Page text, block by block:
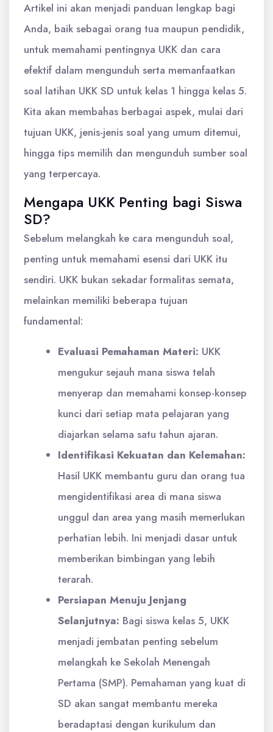
Artikel ini akan menjadi panduan lengkap bagi
Anda, baik sebagai orang tua maupun pendidik,
untuk memahami pentingnya UKK dan cara
efektif dalam mengunduh serta memanfaatkan
soal latihan UKK SD untuk kelas 1 hingga kelas 5.
Kita akan membahas berbagai aspek, mulai dari
tujuan UKK, jenis-jenis soal yang umum ditemui,
hingga tips memilih dan mengunduh sumber soal
yang terpercaya.
Mengapa UKK Penting bagi Siswa
SD?
Sebelum melangkah ke cara mengunduh soal,
penting untuk memahami esensi dari UKK itu
sendiri. UKK bukan sekadar formalitas semata,
melainkan memiliki beberapa tujuan
fundamental:
Evaluasi Pemahaman Materi: UKK
mengukur sejauh mana siswa telah
menyerap dan memahami konsep-konsep
kunci dari setiap mata pelajaran yang
diajarkan selama satu tahun ajaran.
Identifikasi Kekuatan dan Kelemahan:
Hasil UKK membantu guru dan orang tua
mengidentifikasi area di mana siswa
unggul dan area yang masih memerlukan
perhatian lebih. Ini menjadi dasar untuk
memberikan bimbingan yang lebih
terarah.
Persiapan Menuju Jenjang
Selanjutnya: Bagi siswa kelas 5, UKK
menjadi jembatan penting sebelum
melangkah ke Sekolah Menengah
Pertama (SMP). Pemahaman yang kuat di
SD akan sangat membantu mereka
beradaptasi dengan kurikulum dan